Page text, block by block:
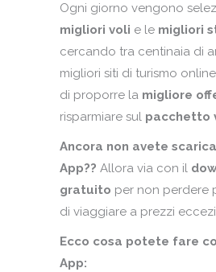
Ogni giorno vengono
migliori voli e le migliori
cercando tra centinaia di
migliori siti di turismo
di proporre la migliore
risparmiare sul pacchetto
Ancora non avete
App?? Allora via con il
gratuito per non perdere
di viaggiare a prezzi
Ecco cosa potete fare
App: